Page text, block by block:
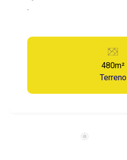
.
480m²
Terreno